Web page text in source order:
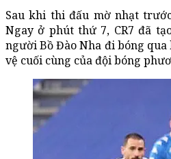
Sau khi thi đấu mờ nhạt
Ngay ở phút thứ 7, CR7 đã
người Bồ Đào Nha đi bóng
vệ cuối cùng của đội bóng